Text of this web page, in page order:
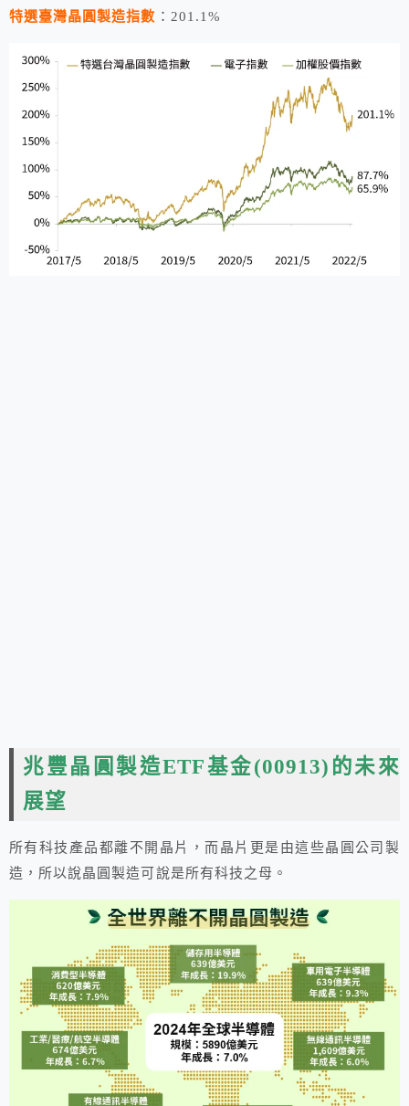
特選臺灣晶圓製造指數 ：201.1%
兆豐晶圓製造ETF基金(00913)的未來
展望
所有科技產品都離不開晶片，而晶片更是由這些晶圓公司製
造，所以說晶圓製造可說是所有科技之母。